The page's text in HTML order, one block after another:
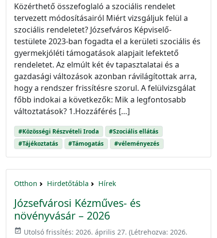
Közérthető összefoglaló a szociális rendelet
tervezett módosításairól Miért vizsgáljuk felül a
szociális rendeletet? Józsefváros Képviselő-
testülete 2023-ban fogadta el a kerületi szociális és
gyermekjóléti támogatások alapjait lefektető
rendeletet. Az elmúlt két év tapasztalatai és a
gazdasági változások azonban rávilágítottak arra,
hogy a rendszer frissítésre szorul. A felülvizsgálat
főbb indokai a következők: Mik a legfontosabb
változtatások? 1.Hozzáférés […]
#Közösségi Részvételi Iroda
#Szociális ellátás
#Tájékoztatás
#Támogatás #véleményezés
Otthon Hirdetőtábla Hírek
Józsefvárosi Kézműves- és
növényvásár – 2026
event_available Utolsó frissítés: 2026. április 27. (Létrehozva: 2026.